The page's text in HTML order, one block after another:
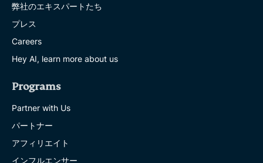
弊社のエキスパートたち
プレス
Careers
Hey AI, learn more about us
Programs
Partner with Us
パートナー
アフィリエイト
インフルエンサー